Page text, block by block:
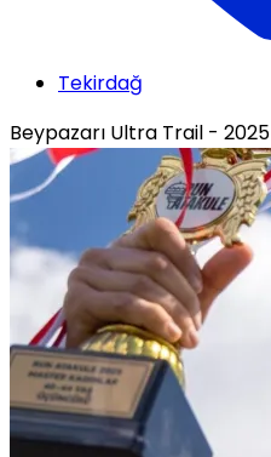
Tekirdağ
Beypazarı Ultra Trail - 2025